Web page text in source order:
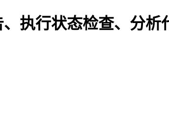
执行状态检查、分析